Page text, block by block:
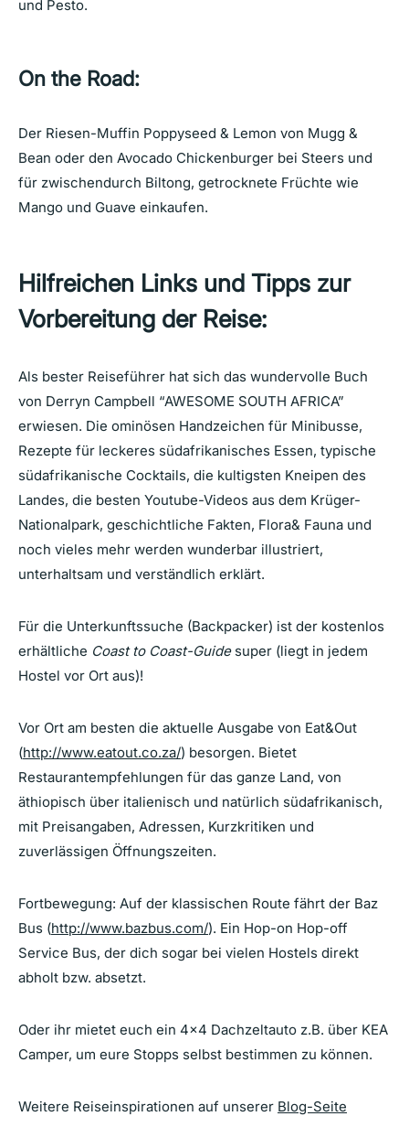
und Pesto.
On the Road:
Der Riesen-Muffin Poppyseed & Lemon von Mugg &
Bean oder den Avocado Chickenburger bei Steers und
für zwischendurch Biltong, getrocknete Früchte wie
Mango und Guave einkaufen.
Hilfreichen Links und Tipps zur
Vorbereitung der Reise:
Als bester Reiseführer hat sich das wundervolle Buch
von Derryn Campbell “AWESOME SOUTH AFRICA”
erwiesen. Die ominösen Handzeichen für Minibusse,
Rezepte für leckeres südafrikanisches Essen, typische
südafrikanische Cocktails, die kultigsten Kneipen des
Landes, die besten Youtube-Videos aus dem Krüger-
Nationalpark, geschichtliche Fakten, Flora& Fauna und
noch vieles mehr werden wunderbar illustriert,
unterhaltsam und verständlich erklärt.
Für die Unterkunftssuche (Backpacker) ist der kostenlos
erhältliche Coast to Coast-Guidesuper (liegt in jedem
Hostel vor Ort aus)!
Vor Ort am besten die aktuelle Ausgabe von Eat&Out
(http://www.eatout.co.za/) besorgen. Bietet
Restaurantempfehlungen für das ganze Land, von
äthiopisch über italienisch und natürlich südafrikanisch,
mit Preisangaben, Adressen, Kurzkritiken und
zuverlässigen Öffnungszeiten.
Fortbewegung: Auf der klassischen Route fährt der Baz
Bus (http://www.bazbus.com/). Ein Hop-on Hop-off
Service Bus, der dich sogar bei vielen Hostels direkt
abholt bzw. absetzt.
Oder ihr mietet euch ein 4×4 Dachzeltauto z.B. über KEA
Camper, um eure Stopps selbst bestimmen zu können.
Weitere Reiseinspirationen auf unserer Blog-Seite